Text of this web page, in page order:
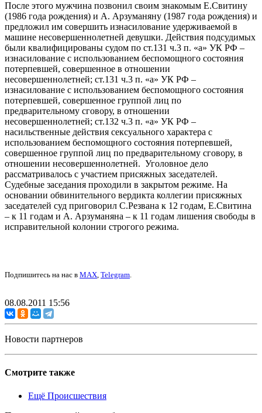
После этого мужчина позвонил своим знакомым Е.Свитину
(1986 года рождения) и А. Арзуманяну (1987 года рождения) и
предложил им совершить изнасилование удерживаемой в
машине несовершеннолетней девушки. Действия подсудимых
были квалифицированы судом по ст.131 ч.3 п. «а» УК РФ –
изнасилование с использованием беспомощного состояния
потерпевшей, совершенное в отношении
несовершеннолетней; ст.131 ч.3 п. «а» УК РФ –
изнасилование с использованием беспомощного состояния
потерпевшей, совершенное группой лиц по
предварительному сговору, в отношении
несовершеннолетней; ст.132 ч.3 п. «а» УК РФ –
насильственные действия сексуального характера с
использованием беспомощного состояния потерпевшей,
совершенное группой лиц по предварительному сговору, в
отношении несовершеннолетней. Уголовное дело
рассматривалось с участием присяжных заседателей.
Судебные заседания проходили в закрытом режиме. На
основании обвинительного вердикта коллегии присяжных
заседателей суд приговорил С.Резвана к 12 годам, Е.Свитина
– к 11 годам и А. Арзуманяна – к 11 годам лишения свободы в
исправительной колонии строгого режима.
Подпишитесь на нас в MAX, Telegram.
08.08.2011 15:56
Новости партнеров
Смотрите также
Ещё Происшествия